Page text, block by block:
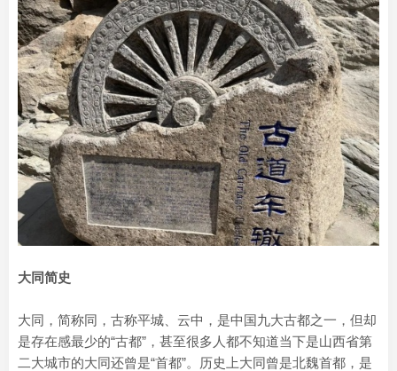
大同简史
大同，简称同，古称平城、云中，是中国九大古都之一，但却
是存在感最少的“古都”，甚至很多人都不知道当下是山西省第
二大城市的大同还曾是“首都”。历史上大同曾是北魏首都，是